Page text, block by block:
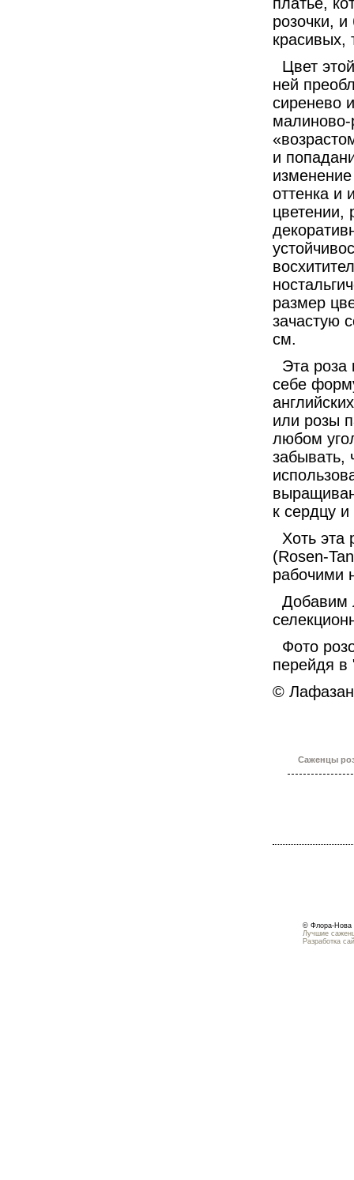
розочки,
красивых,
Цвет
ней
сиренево
малиново-
и
оттенка и
цветении,
размер
зачастую
см.
Эта роза
себе
или розы
любом
забывать,
к сердцу
Хоть эта
(Rosen-
рабочими
Добавим
Фото
перейдя в
©
Саженцы
© Флора-Нова
Лучшие
Разработка